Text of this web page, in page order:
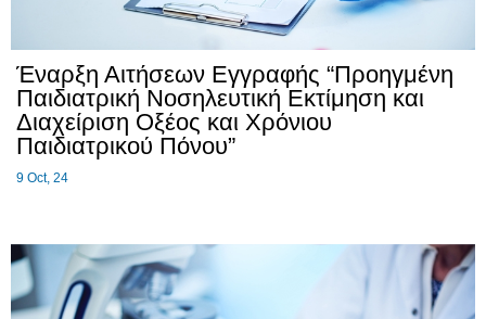
Έναρξη Αιτήσεων Εγγραφής “Προηγμένη
Παιδιατρική Νοσηλευτική Εκτίμηση και
Διαχείριση Οξέος και Χρόνιου
Παιδιατρικού Πόνου”
9 Oct, 24